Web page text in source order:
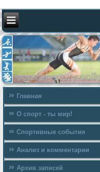
Главная
О спорт - ты мир!
Спортивные события
Анализ и комментарии
Архив записей